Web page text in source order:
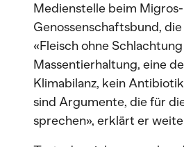
Medienstelle beim Migros-
Genossenschaftsbund,
«Fleisch ohne
Massentierhaltung, eine
Klimabilanz, kein
sind Argumente, die für
sprechen», erklärt er